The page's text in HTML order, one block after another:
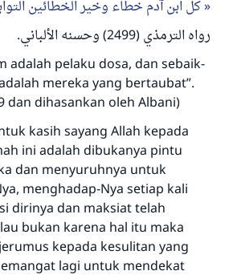
كل ابن آدم خطاء وخير الخطائين
رواه الترمذي (2499) وحسنه الألباني.
adalah pelaku dosa, dan sebaik-
mereka yang bertaubat”.
dan dihasankan oleh Albani)
kasih sayang Allah kepada
ini adalah dibukanya pintu
dan menyuruhnya untuk
menghadap-Nya setiap kali
dirinya dan maksiat telah
bukan karena hal itu maka
kepada kesulitan yang
lagi untuk mendekat